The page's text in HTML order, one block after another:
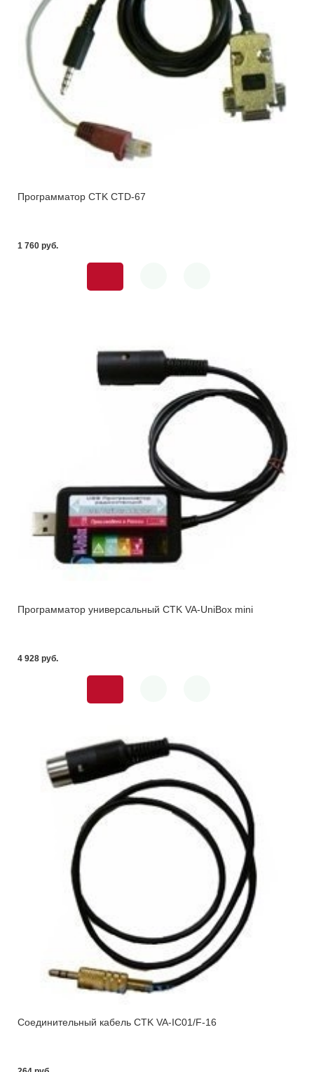
Программатор CTK СTD-67
1 760 pуб.
Программатор универсальный CTK VA-UniBox mini
4 928 pуб.
Соединительный кабель CTK VA-IC01/F-16